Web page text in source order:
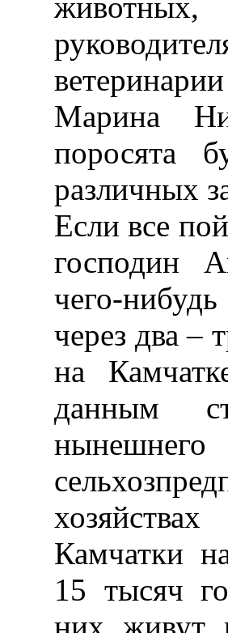
Марина
поросята
различных
Если все
господин
чего-
через два –
на
данным
Камчатки
15 тысяч
них живут